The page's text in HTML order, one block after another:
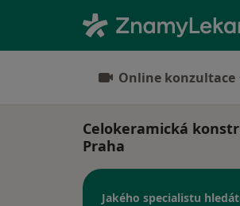
Online konzultace
Celokeramická
Praha
Jakého specialistu